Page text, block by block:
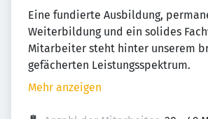
Eine fundierte Ausbildung,
Weiterbildung und ein solides
Mitarbeiter steht hinter unserem
gefächerten Leistungsspektrum.
Mehr anzeigen